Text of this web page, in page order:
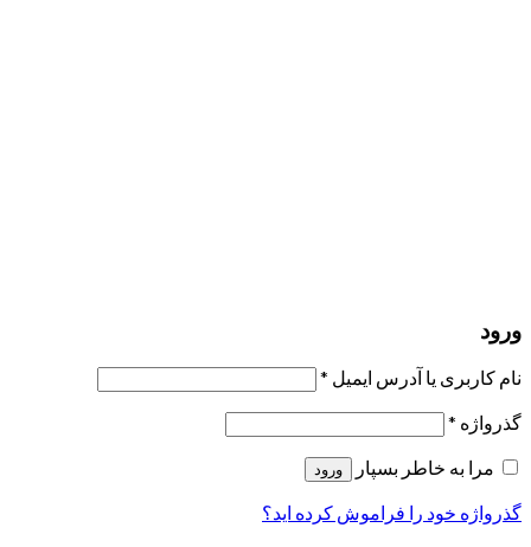
ورود
نام کاربری یا آدرس ایمیل *
گذرواژه *
مرا به خاطر بسپار
ورود
گذرواژه خود را فراموش کرده اید؟